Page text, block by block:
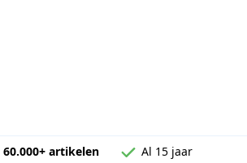
60.000+ artikelen
Al 15 jaar